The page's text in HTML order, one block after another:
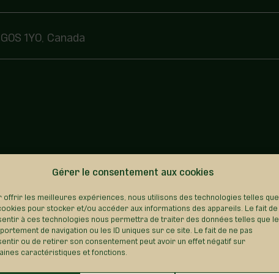
Gérer le consentement aux cookies
offrir les meilleures expériences, nous utilisons des technologies telles que
pour stocker et/ou accéder aux informations des appareils. Le fait de
à ces technologies nous permettra de traiter des données telles que le
de navigation ou les ID uniques sur ce site. Le fait de ne pas
ou de retirer son consentement peut avoir un effet négatif sur
caractéristiques et fonctions.
1Y0, Canada